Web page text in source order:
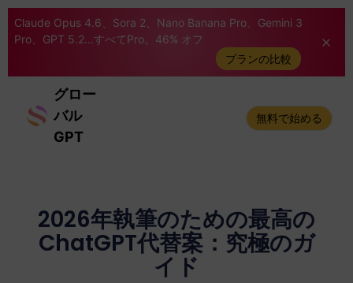
Claude Opus 4.6、Sora 2、Nano Banana Pro、Gemini 3
Pro、GPT 5.2...すべてPro。46% オフ
プランの比較
グロー
バル
GPT
無料で始める
2026年執筆のための最高の
ChatGPT代替案：究極のガ
イド